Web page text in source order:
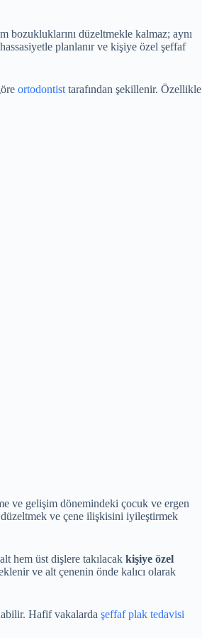
bozukluklarını düzeltmekle kalmaz; aynı
planlanır ve kişiye özel şeffaf
ortodontist tarafından şekillenir. Özellikle
ve gelişim dönemindeki çocuk ve ergen
ve çene ilişkisini iyileştirmek
hem üst dişlere takılacak kişiye özel
ve alt çenenin önde kalıcı olarak
Hafif vakalarda şeffaf plak tedavisi